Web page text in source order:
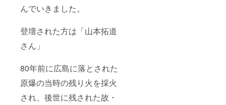
んでいきました。
登壇された方は「山本拓道
さん」
80年前に広島に落とされた
原爆の当時の残り火を採火
され、後世に残された故・